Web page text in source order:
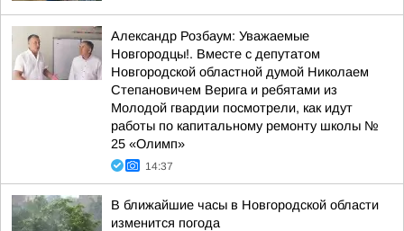
Александр Розбаум: Уважаемые
Новгородцы!. Вместе с депутатом
Новгородской областной думой Николаем
Степановичем Верига и ребятами из
Молодой гвардии посмотрели, как идут
работы по капитальному ремонту школы №
25 «Олимп»
14:37
В ближайшие часы в Новгородской области
изменится погода